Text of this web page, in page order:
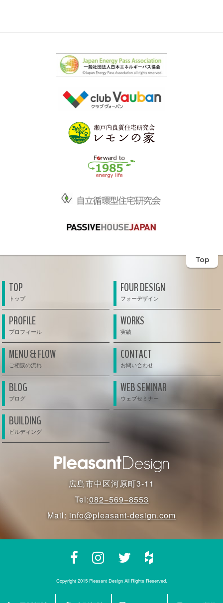
Top
TOP FOUR DESIGN
PROFILE WORKS
MENU & FLOW CONTACT
BLOG WEB SEMINAR
BUILDING
広島市中区河原町3-11
Tel:082−569−8553
Mail: info@pleasant-design.com
Copyright 2015 Pleasant Design All Rights Reserved.